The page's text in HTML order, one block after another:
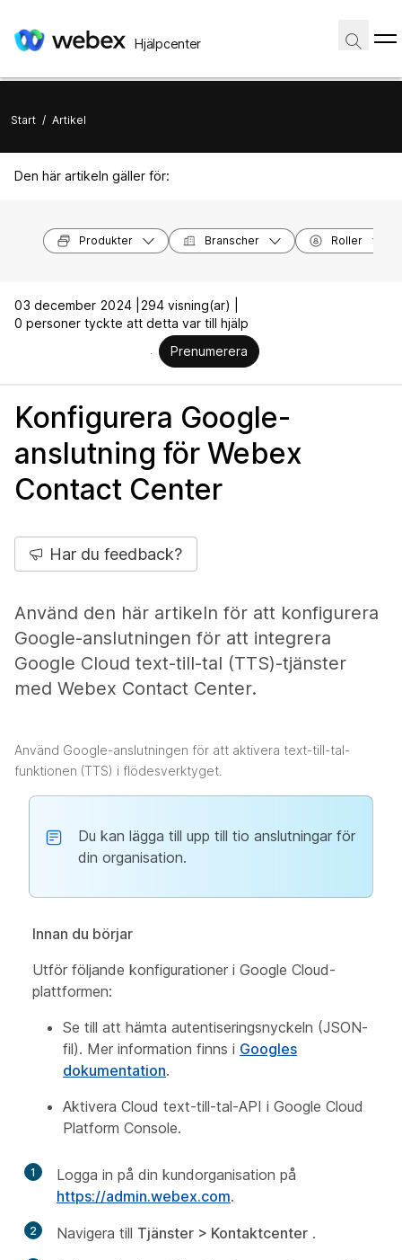
Hjälpcenter
Start / Artikel
Den här artikeln gäller för:
Produkter Branscher Roller
03 december 2024 |
294 visning(ar) |
0 personer tyckte att detta var till hjälp
Prenumerera
Konfigurera Google-
anslutning för Webex
Contact Center
Har du feedback?
Använd den här artikeln för att konfigurera
Google-anslutningen för att integrera
Google Cloud text-till-tal (TTS)-tjänster
med Webex Contact Center.
Använd Google-anslutningen för att aktivera text-till-tal-
funktionen (TTS) i flödesverktyget.
Du kan lägga till upp till tio anslutningar för
din organisation.
Innan du börjar
Utför följande konfigurationer i Google Cloud-
plattformen:
Se till att hämta autentiseringsnyckeln (JSON-
fil). Mer information finns i Googles
dokumentation.
Aktivera Cloud text-till-tal-API i Google Cloud
Platform Console.
1
Logga in på din kundorganisation på
https://admin.webex.com.
2 Navigera till Tjänster > Kontaktcenter .